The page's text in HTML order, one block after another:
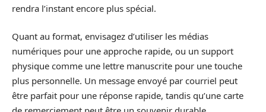
rendra l’instant encore plus spécial.
Quant au format, envisagez d’utiliser les médias
numériques pour une approche rapide, ou un support
physique comme une lettre manuscrite pour une touche
plus personnelle. Un message envoyé par courriel peut
être parfait pour une réponse rapide, tandis qu’une carte